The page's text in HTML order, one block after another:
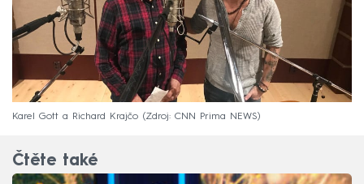
Karel Gott a Richard Krajčo Zdroj: CNN Prima NEWS
Čtěte také